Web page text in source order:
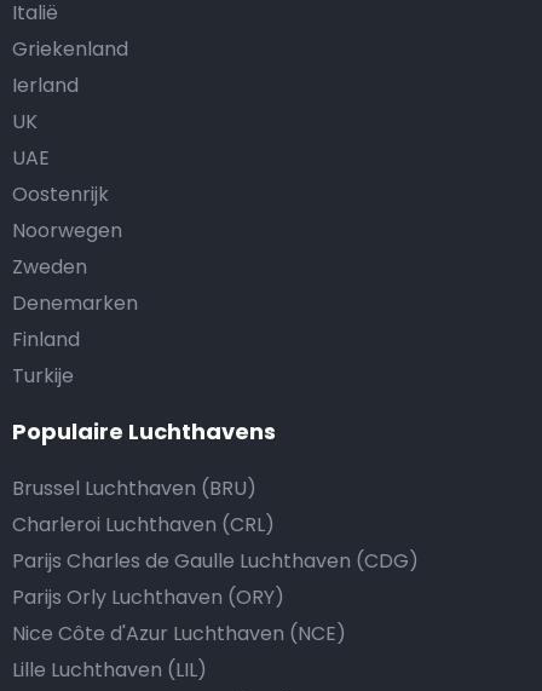
Italië
Griekenland
Ierland
UK
UAE
Oostenrijk
Noorwegen
Zweden
Denemarken
Finland
Turkije
Populaire Luchthavens
Brussel Luchthaven (BRU)
Charleroi Luchthaven (CRL)
Parijs Charles de Gaulle Luchthaven (CDG)
Parijs Orly Luchthaven (ORY)
Nice Côte d'Azur Luchthaven (NCE)
Lille Luchthaven (LIL)